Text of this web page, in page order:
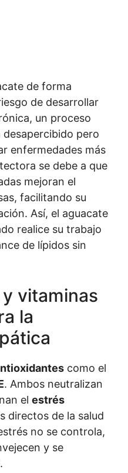
de forma
de desarrollar
un proceso
desapercibido pero
enfermedades más
se debe a que
mejoran el
facilitando su
Así, el aguacate
realice su trabajo
de lípidos sin
vitaminas
la
como el
. Ambos neutralizan
el estrés
directos de la salud
no se controla,
y se